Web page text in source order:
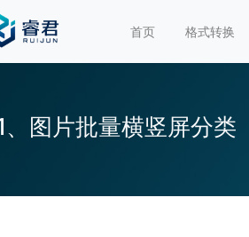
首页 格式转换
、图片批量横竖屏分类